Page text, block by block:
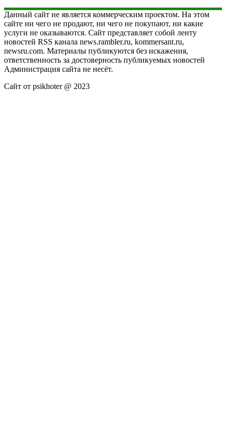
Данный сайт не является коммерческим проектом. На этом
сайте ни чего не продают, ни чего не покупают, ни какие
услуги не оказываются. Сайт представляет собой ленту
новостей RSS канала news.rambler.ru, kommersant.ru,
newsru.com. Материалы публикуются без искажения,
ответственность за достоверность публикуемых новостей
Администрация сайта не несёт.
Сайт от psikhoter @ 2023